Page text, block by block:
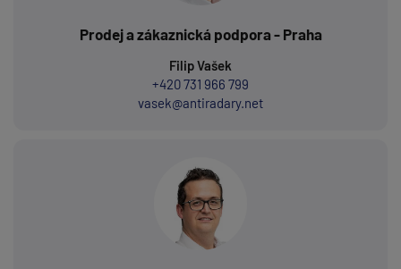
Prodej a zákaznická podpora - Praha
Filip Vašek
+420 731 966 799
vasek@antiradary.net